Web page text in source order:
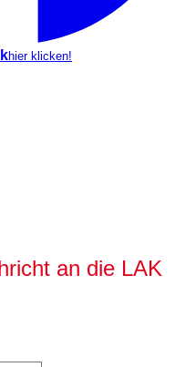
hier klicken!
an die LAK